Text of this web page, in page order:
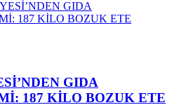
GIDA
187 KİLO BOZUK ETE